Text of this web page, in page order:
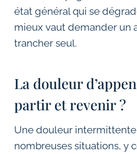
état général qui se
mieux vaut demander un
trancher seul.
La douleur
partir et revenir ?
Une douleur
nombreuses situations, y